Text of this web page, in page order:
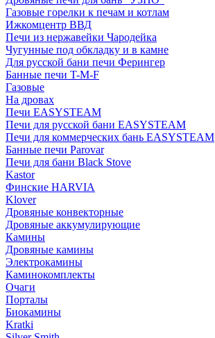
Газовые горелки к печам и котлам
Ижкомцентр ВВД
Печи из нержавейки Чародейка
Чугунные под обкладку и в камне
Для русской бани печи Ферингер
Банные печи T-M-F
Газовые
На дровах
Печи EASYSTEAM
Печи для русской бани EASYSTEAM
Печи для коммерческих бань EASYSTEAM
Банные печи Parovar
Печи для бани Black Stove
Kastor
Финские HARVIA
Klover
Дровяные конвекторные
Дровяные аккумулирующие
Камины
Дровяные камины
Электрокамины
Каминокомплекты
Очаги
Порталы
Биокамины
Kratki